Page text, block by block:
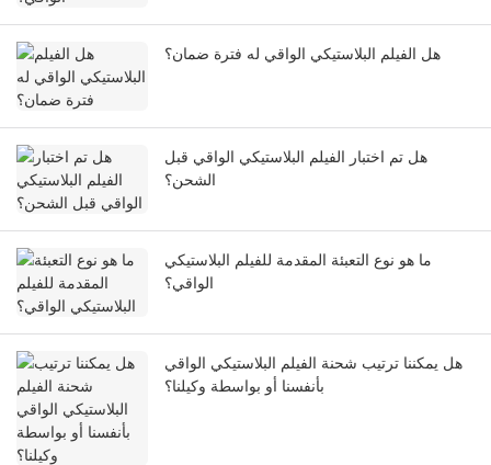
هل الفيلم البلاستيكي الواقي له فترة ضمان؟
هل تم اختبار الفيلم البلاستيكي الواقي قبل
الشحن؟
ما هو نوع التعبئة المقدمة للفيلم البلاستيكي
الواقي؟
هل يمكننا ترتيب شحنة الفيلم البلاستيكي الواقي
بأنفسنا أو بواسطة وكيلنا؟